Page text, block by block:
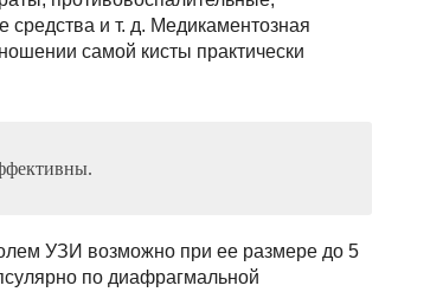
и т. д. Медикаментозная
самой кисты практически
УЗИ возможно при ее размере до 5
по диафрагмальной